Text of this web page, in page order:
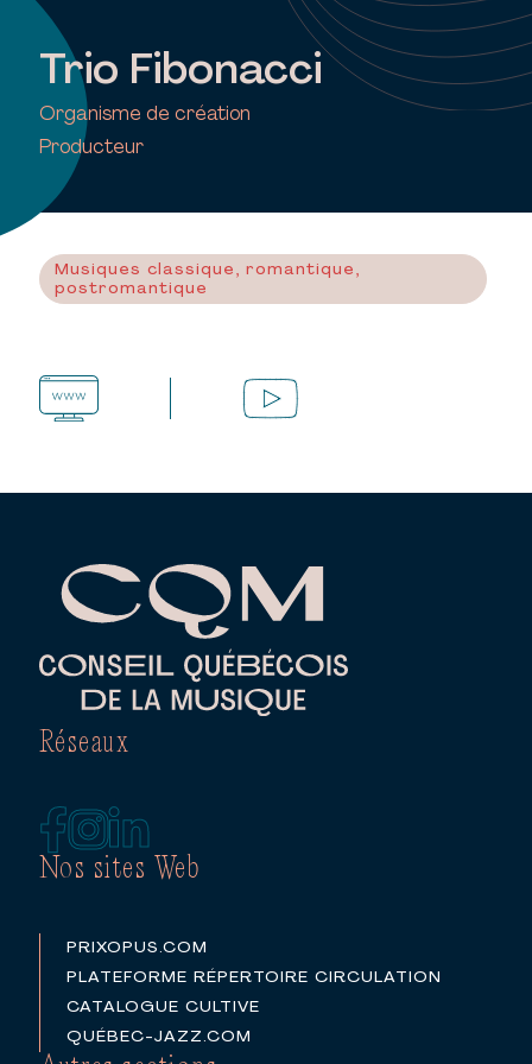
Trio Fibonacci
Organisme de création
Producteur
Musiques classique, romantique,
postromantique
Nos sites Web
PRIXOPUS.COM
PLATEFORME RÉPERTOIRE CIRCULATION
CATALOGUE CULTIVE
QUÉBEC-JAZZ.COM
Réseaux